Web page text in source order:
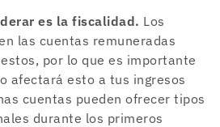
es la fiscalidad. Los
las cuentas remuneradas
por lo que es importante
afectará esto a tus ingresos
cuentas pueden ofrecer tipos
durante los primeros